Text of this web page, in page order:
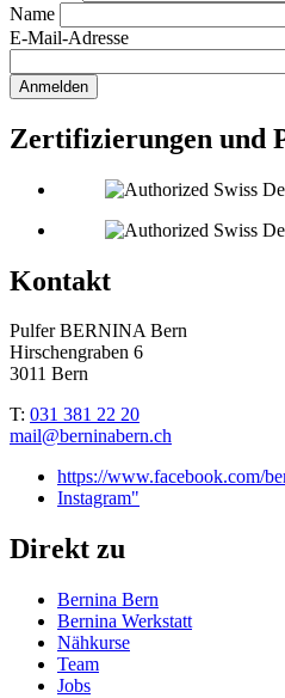
Name
E-Mail-Adresse
Zertifizierungen und
Kontakt
Pulfer BERNINA Bern
Hirschengraben 6
3011 Bern
T: 031 381 22 20
mail@berninabern.ch
https://www.facebook.com/
Instagram"
Direkt zu
Bernina Bern
Bernina Werkstatt
Nähkurse
Team
Jobs